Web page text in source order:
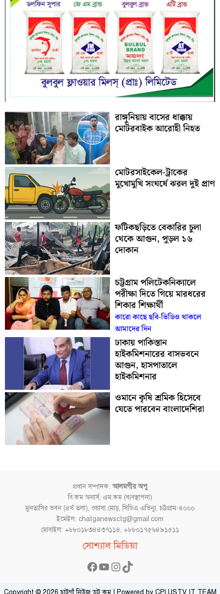
রাঙ্গুনিয়ায় বাসের ধাক্কায়
মোটরবাইক আরোহী নিহত
মোটরসাইকেল-ট্রাকের
মুখোমুখি সংঘর্ষে ঝরল দুই প্রাণ
ফটিকছড়িতে বেকারির চুলা
থেকে আগুন, পুড়ল ১৬
দোকান
চট্টগ্রাম পলিটেকনিক্যালে
পরীক্ষা দিতে গিয়ে মারধরের
শিকার শিক্ষার্থী
কারো কাছে ছবি-ভিডিও থাকলে
আমাদের দিন
ঢাকায় পাকিস্তান
হাইকমিশনারের বাসভবনে
আগুন, হাসপাতালে
হাইকমিশনার
ওমানে কৃষি শ্রমিক হিসেবে
যেতে পারবেন বাংলাদেশিরা
প্রধান সম্পাদক:আলমগীর অপু
বি.কম অনার্স, এম.কম (ব্যবস্থাপনা)
মুনতাসির ভবন (৪র্থ তলা), ওয়াসা মোড়, সিডিএ এভিন্যু, চট্টগ্রাম-৪০০০
ইমেইল: chatganewsctg@gmail.com
মোবাইল: +৮৮০১৮৩৪৪৩৭১১৪, +৮৮০১৭৫৬৪৯১৫১১
সোশ্যাল মিডিয়া
Facebook
YouTube
Instagram
TikTok
Copyright © 2026 চাটগাঁ নিউজ ডট কম | Powered by CPLUSTV IT TEAM